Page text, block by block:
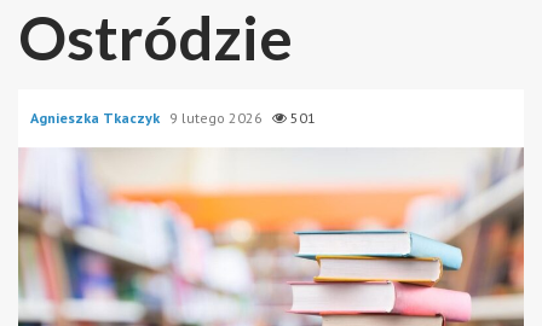
Ostródzie
Agnieszka Tkaczyk 9 lutego 2026 501